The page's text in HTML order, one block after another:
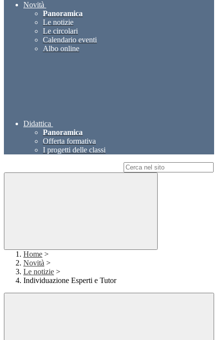
Novità
Panoramica
Le notizie
Le circolari
Calendario eventi
Albo online
Didattica
Panoramica
Offerta formativa
I progetti delle classi
Home >
Novità >
Le notizie >
Individuazione Esperti e Tutor